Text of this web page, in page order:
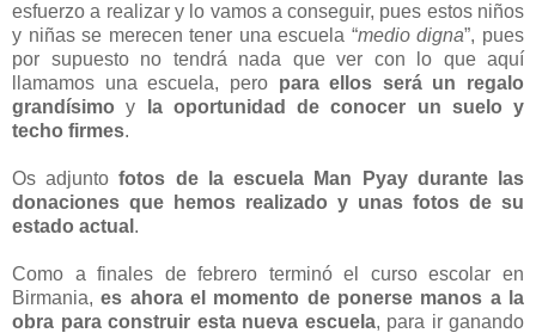
esfuerzo a realizar y lo vamos a conseguir, pues estos niños
y niñas se merecen tener una escuela “medio digna”, pues
por supuesto no tendrá nada que ver con lo que aquí
llamamos una escuela, pero para ellos será un regalo
grandísimo y
la oportunidad de conocer un suelo y
techo firmes.
Os adjuntofotos de la escuela Man Pyay durante las
donaciones que hemos realizado y unas fotos de su
estado actual .
Como a finales de febrero terminó el curso escolar en
Birmania,es ahora el momento de ponerse manos a la
obra para construir esta nueva escuela, para ir ganando